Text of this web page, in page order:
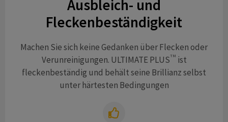
Ausbleich- und
Fleckenbeständigkeit
Machen Sie sich keine Gedanken über Flecken oder
Verunreinigungen. ULTIMATE PLUSTM ist
fleckenbeständig und behält seine Brillianz selbst
unter härtesten Bedingungen